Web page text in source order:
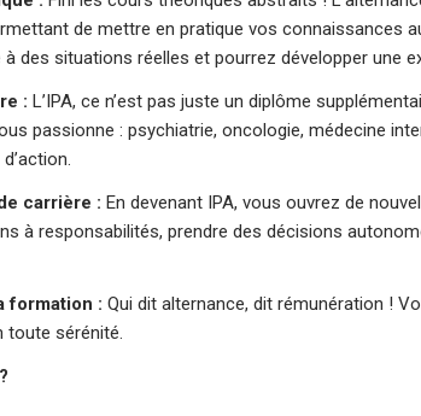
de mettre en pratique vos connaissances
des situations réelles et pourrez développer une
: L’IPA, ce n’est pas juste un diplôme
passionne : psychiatrie, oncologie, médecine
carrière : En devenant IPA, vous ouvrez de
à responsabilités, prendre des décisions
formation : Qui dit alternance, dit rémunération !
toute sérénité.
?